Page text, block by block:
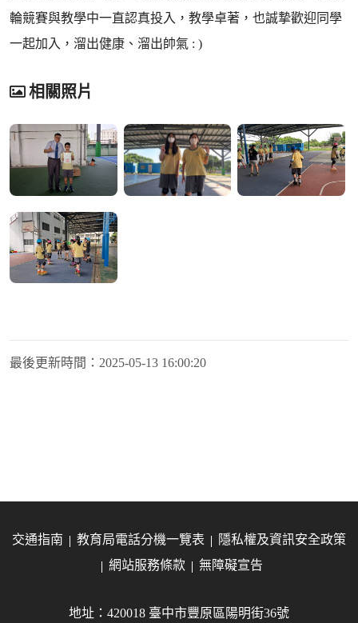
輪競賽與教學中一直認真投入，教學卓著，也誠摯歡迎同學
一起加入，溜出健康、溜出帥氣 : )
相關照片
最後更新時間： 2025-05-13 16:00:20
交通指南 教育局電話分機一覽表
隱私權及資訊安全政策
網站服務條款
無障礙宣告
地址：420018 臺中市豐原區陽明街36號